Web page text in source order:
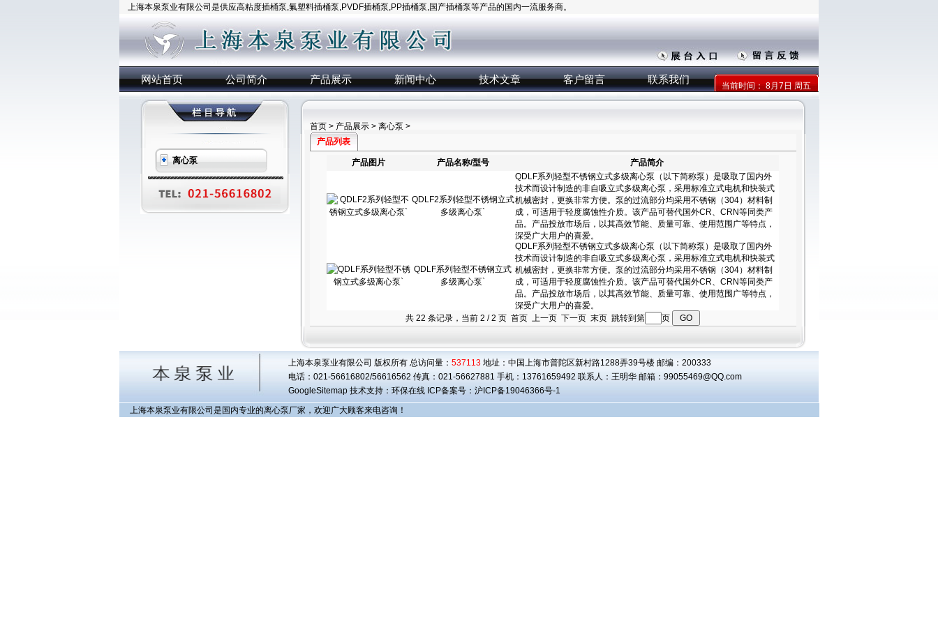
上海本泉泵业有限公司是供应高粘度插桶泵,氟塑料插桶泵,PVDF插桶泵,PP插桶泵,国产插桶泵等产品的国内一流服务商。
网站首页 公司简介 产品展示 新闻中心 技术文章 客户留言 联系我们
当前时间：8月7日 周五
离心泵
首页> 产品展示> 离心泵 >
产品列表
产品图片 产品名称/型号 产品简介
QDLF2系列轻型不锈钢立式
多级离心泵`
QDLF系列轻型不锈钢立式
多级离心泵`
共 22 条记录，当前 2 / 2 页 首页 上一页 下一页 末页 跳转到第 页
上海本泉泵业有限公司 版权所有 总访问量： 537113 地址：中国上海市普陀区新村路1288弄39号楼 邮编：200333
电话：021-56616802/56616562 传真：021-56627881 手机：13761659492 联系人：王明华 邮箱： 99055469@QQ.com
GoogleSitemap 技术支持：环保在线 ICP备案号： 沪ICP备19046366号-1
上海本泉泵业有限公司是国内专业的离心泵厂家，欢迎广大顾客来电咨询！